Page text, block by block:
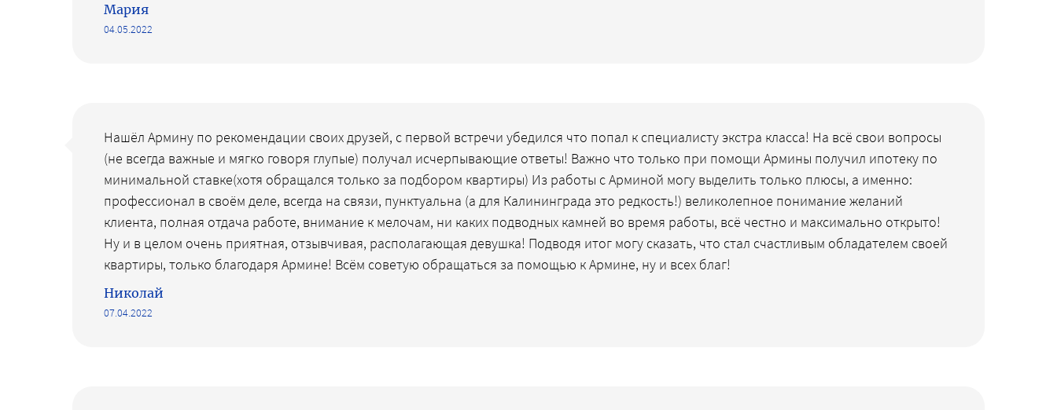
Мария
04.05.2022
Нашёл Армину по рекомендации своих друзей, с первой встречи убедился что попал к специалисту экстра класса! На всё свои вопросы
(не всегда важные и мягко говоря глупые) получал исчерпывающие ответы! Важно что только при помощи Армины получил ипотеку по
минимальной ставке(хотя обращался только за подбором квартиры) Из работы с Арминой могу выделить только плюсы, а именно:
профессионал в своём деле, всегда на связи, пунктуальна (а для Калининграда это редкость!) великолепное понимание желаний
клиента, полная отдача работе, внимание к мелочам, ни каких подводных камней во время работы, всё честно и максимально открыто!
Ну и в целом очень приятная, отзывчивая, располагающая девушка! Подводя итог могу сказать, что стал счастливым обладателем своей
квартиры, только благодаря Армине! Всём советую обращаться за помощью к Армине, ну и всех благ!
Николай
07.04.2022